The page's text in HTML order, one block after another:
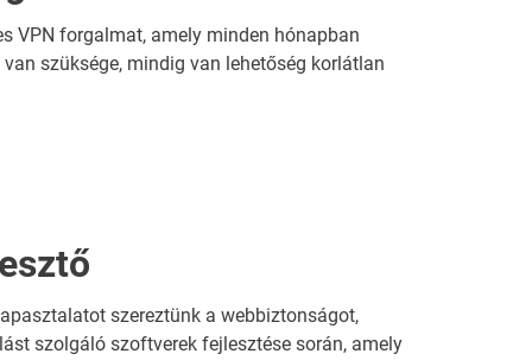
VPN forgalmat, amely minden hónapban
szüksége, mindig van lehetőség korlátlan
szereztünk a webbiztonságot,
szolgáló szoftverek fejlesztése során, amely